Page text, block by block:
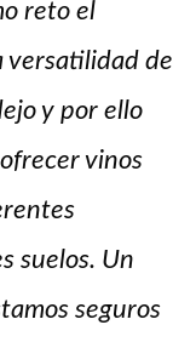
reto el
versatilidad de
y por ello
vinos
suelos. Un
seguros